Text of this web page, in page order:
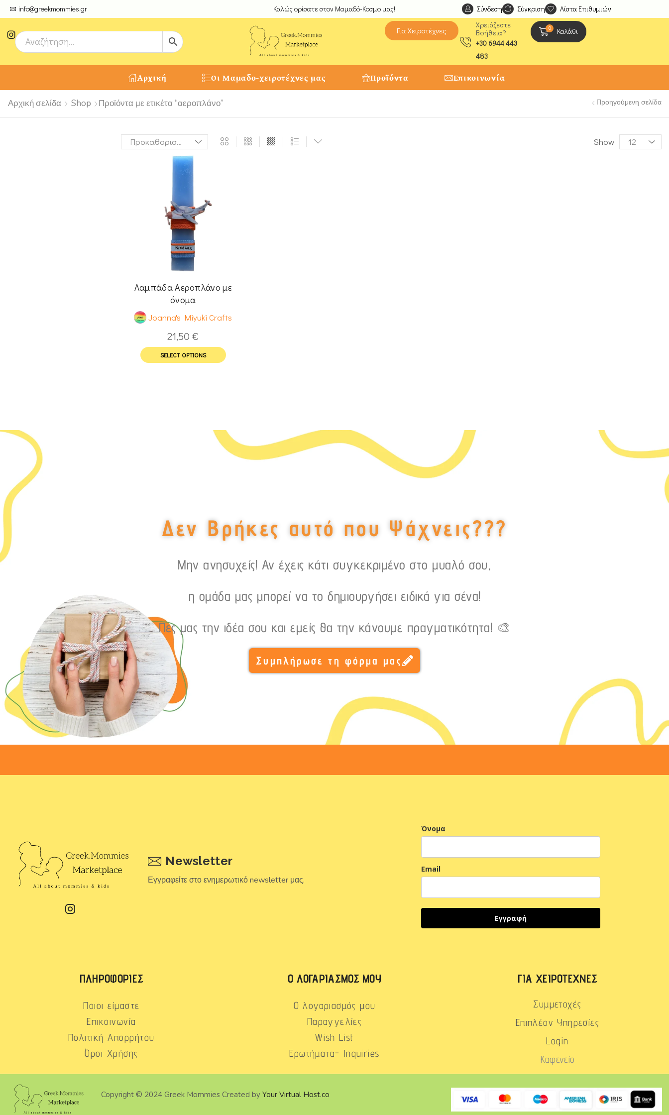
info@greekmommies.gr
μοναδικές δημιουργίες από τους Χειροτέχνες μας! Καλώς ορίσατε στον Μαμαδό-Κοσμο μας! Ανακαλύψτε μοναδικές δημιουργίες από τους
Σύνδεση Σύγκριση Λίστα Επιθυμιών
Για Χειροτέχνες
Χρειάζεστε
Βοήθεια?
+30 6944 443
483
0 Καλάθι
Αρχική Οι Μαμαδο-χειροτέχνες μας Προϊόντα Επικοινωνία
Αρχική σελίδα Shop Προϊόντα με ετικέτα “αεροπλάνο” Προηγούμενη σελίδα
Show
Λαμπάδα Αεροπλάνο με
όνομα
Joanna's Miyuki Crafts
21,50€
SELECT OPTIONS
Δεν Βρήκες αυτό που Ψάχνεις???
Μην ανησυχείς! Αν έχεις κάτι συγκεκριμένο στο μυαλό σου,
η ομάδα μας μπορεί να το δημιουργήσει ειδικά για σένα!
Πες μας την ιδέα σου και εμείς θα την κάνουμε πραγματικότητα! 🎨
Συμπλήρωσε τη φόρμα μας
Newsletter
Εγγραφείτε στο ενημερωτικό newsletter μας.
Όνομα
Email
Εγγραφή
ΠΛΗΡΟΦΟΡΊΕΣ
Ποιοι είμαστε
Επικοινωνία
Πολιτική Απορρήτου
Όροι Χρήσης
Ο ΛΟΓΑΡΙΑΣΜΌΣ ΜΟΥ
Ο λογαριασμός μου
Παραγγελίες
Wish List
Ερωτήματα- Inquiries
ΓΙΑ ΧΕΙΡΟΤΈΧΝΕΣ
Συμμετοχές
Επιπλέον Υπηρεσίες
Login
Καφενείο
Copyright © 2024 Greek Mommies Created byYour Virtual Host.co